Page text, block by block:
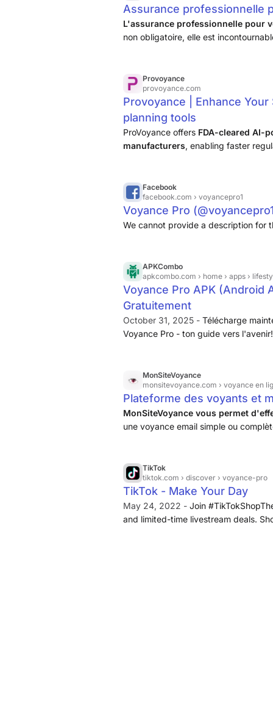
Assurance professionnelle
L'assurance professionnelle pour
non obligatoire, elle est
Provoyance
provoyance.com
Provoyance | Enhance
planning tools
ProVoyance offers FDA-cleared AI-
manufacturers, enabling faster
Facebook
facebook.com › voyancepro1
Voyance Pro
We cannot provide a description for
APKCombo
apkcombo.com › home › apps ›
Voyance Pro APK (Android
Gratuitement
October 31, 2025 - Télécharge
Voyance Pro - ton guide vers
Now! ... Tuya- Smart Life, Smart
calculator sm matka only instagram
ュール カレンダー diario digital am
se mexem translate bahasa jawa
MonSiteVoyance
monsitevoyance.com › voyance en
Plateforme des voyants et
MonSiteVoyance vous permet
une voyance email simple ou
TikTok
tiktok.com › discover › voyance-pro
TikTok - Make Your Day
May 24, 2022 - Join
and limited-time livestream deals.